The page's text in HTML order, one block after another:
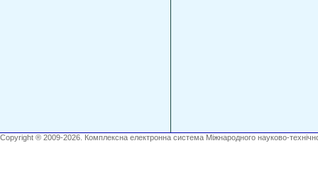
Copyright ® 2009-2026. Комплексна електронна система Міжнародного науково-